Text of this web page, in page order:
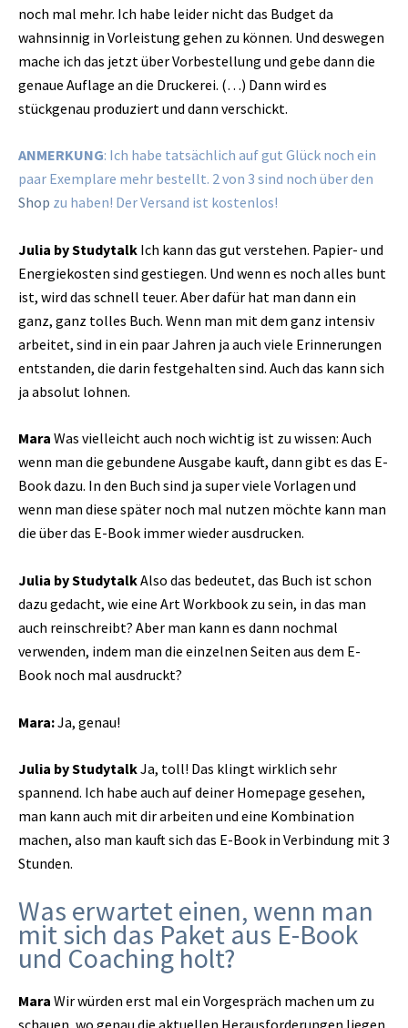
noch mal mehr. Ich habe leider nicht das Budget da
wahnsinnig in Vorleistung gehen zu können. Und deswegen
mache ich das jetzt über Vorbestellung und gebe dann die
genaue Auflage an die Druckerei. (…) Dann wird es
stückgenau produziert und dann verschickt.
ANMERKUNG: Ich habe tatsächlich auf gut Glück noch ein
paar Exemplare mehr bestellt. 2 von 3 sind noch über den
Shop zu haben! Der Versand ist kostenlos!
Julia by Studytalk Ich kann das gut verstehen. Papier- und
Energiekosten sind gestiegen. Und wenn es noch alles bunt
ist, wird das schnell teuer. Aber dafür hat man dann ein
ganz, ganz tolles Buch. Wenn man mit dem ganz intensiv
arbeitet, sind in ein paar Jahren ja auch viele Erinnerungen
entstanden, die darin festgehalten sind. Auch das kann sich
ja absolut lohnen.
Mara Was vielleicht auch noch wichtig ist zu wissen: Auch
wenn man die gebundene Ausgabe kauft, dann gibt es das E-
Book dazu. In den Buch sind ja super viele Vorlagen und
wenn man diese später noch mal nutzen möchte kann man
die über das E-Book immer wieder ausdrucken.
Julia by StudytalkAlso das bedeutet, das Buch ist schon
dazu gedacht, wie eine Art Workbook zu sein, in das man
auch reinschreibt? Aber man kann es dann nochmal
verwenden, indem man die einzelnen Seiten aus dem E-
Book noch mal ausdruckt?
Mara:Ja, genau!
Julia by StudytalkJa, toll! Das klingt wirklich sehr
spannend. Ich habe auch auf deiner Homepage gesehen,
man kann auch mit dir arbeiten und eine Kombination
machen, also man kauft sich das E-Book in Verbindung mit 3
Stunden.
Was erwartet einen, wenn man
mit sich das Paket aus E-Book
und Coaching holt?
Mara Wir würden erst mal ein Vorgespräch machen um zu
schauen, wo genau die aktuellen Herausforderungen liegen.